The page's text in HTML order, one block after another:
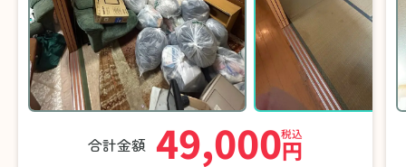
合計金額 49,000円
税込